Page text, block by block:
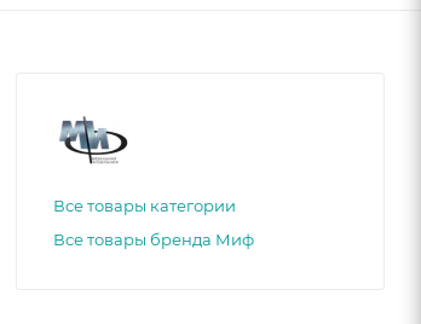
Все товары категории
Все товары бренда Миф